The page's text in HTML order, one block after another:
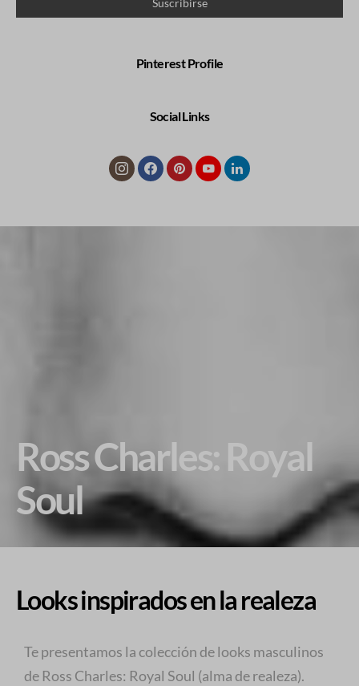
Pinterest Profile
Social Links
Ross Charles: Royal
Soul
Looks inspirados en la realeza
Te presentamos la colección de looks masculinos
de Ross Charles: Royal Soul (alma de realeza).